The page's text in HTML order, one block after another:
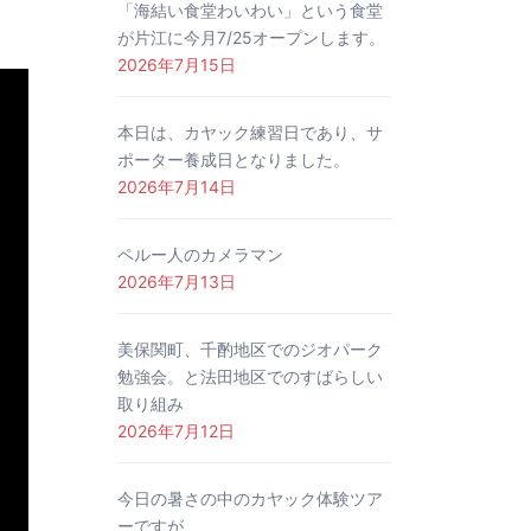
「海結い食堂わいわい」という食堂
が片江に今月7/25オープンします。
2026年7月15日
本日は、カヤック練習日であり、サ
ポーター養成日となりました。
2026年7月14日
ペルー人のカメラマン
2026年7月13日
美保関町、千酌地区でのジオパーク
勉強会。と法田地区でのすばらしい
取り組み
2026年7月12日
今日の暑さの中のカヤック体験ツア
ーですが、